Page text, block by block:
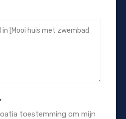
toestemming om mijn